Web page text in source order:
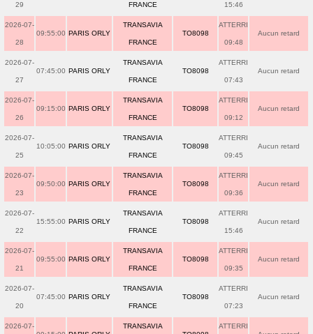
29 FRANCE 15:46
2026-07-
28
09:55:00 PARIS ORLY
TRANSAVIA
FRANCE
TO8098
ATTERRI
09:48
Aucun retard
2026-07-
27
07:45:00 PARIS ORLY
TRANSAVIA
FRANCE
TO8098
ATTERRI
07:43
Aucun retard
2026-07-
26
09:15:00 PARIS ORLY
TRANSAVIA
FRANCE
TO8098
ATTERRI
09:12
Aucun retard
2026-07-
25
10:05:00 PARIS ORLY
TRANSAVIA
FRANCE
TO8098
ATTERRI
09:45
Aucun retard
2026-07-
23
09:50:00 PARIS ORLY
TRANSAVIA
FRANCE
TO8098
ATTERRI
09:36
Aucun retard
2026-07-
22
15:55:00 PARIS ORLY
TRANSAVIA
FRANCE
TO8098
ATTERRI
15:46
Aucun retard
2026-07-
21
09:55:00 PARIS ORLY
TRANSAVIA
FRANCE
TO8098
ATTERRI
09:35
Aucun retard
2026-07-
20
07:45:00 PARIS ORLY
TRANSAVIA
FRANCE
TO8098
ATTERRI
07:23
Aucun retard
2026-07- TRANSAVIA ATTERRI